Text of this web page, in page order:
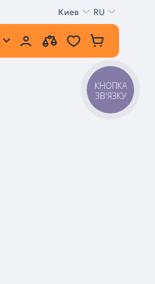
Киев RU
КНОПКА
ЗВ'ЯЗКУ